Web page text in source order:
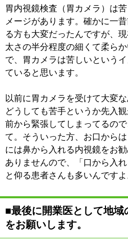
表示： PC |モバイル
©